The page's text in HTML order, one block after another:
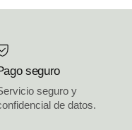
seguro
seguro y
de datos.